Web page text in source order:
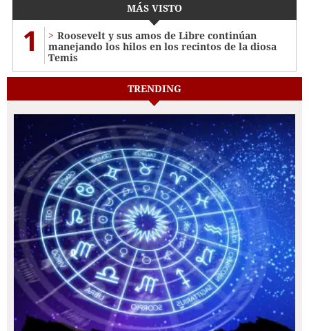
MÁS VISTO
1
Roosevelt y sus amos de Libre continúan
manejando los hilos en los recintos de la diosa
Temis
TRENDING